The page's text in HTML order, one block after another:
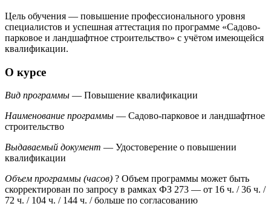
Цель обучения — повышение профессионального уровня
специалистов и успешная аттестация по программе «Садово-
парковое и ландшафтное строительство» с учётом имеющейся
квалификации.
О курсе
Вид программы — Повышение квалификации
Наименование программы — Садово-парковое и ландшафтное
строительство
Выдаваемый документ — Удостоверение о повышении
квалификации
Объем программы (часов) ? Объем программы может быть
скорректирован по запросу в рамках ФЗ 273 — от 16 ч. / 36 ч. /
72 ч. / 104 ч. / 144 ч. / больше по согласованию